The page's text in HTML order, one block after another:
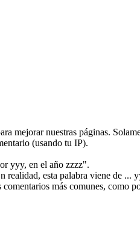
mejorar nuestras páginas.
(usando tu IP).
yyy, en el año zzzz".
realidad, esta palabra viene de ...
más comunes, como